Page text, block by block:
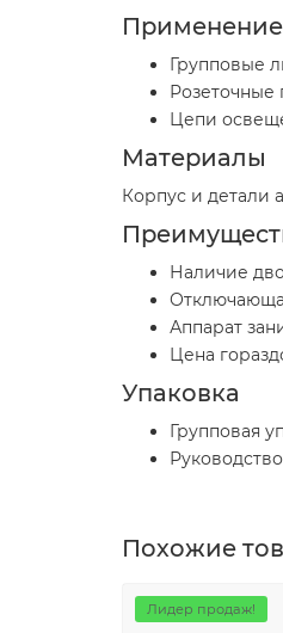
Применение
Групповые
Цепи
Материалы
Корпус и детали
Наличие
Аппарат
Цена
Упаковка
Групповая
Похожие
Лидер продаж!